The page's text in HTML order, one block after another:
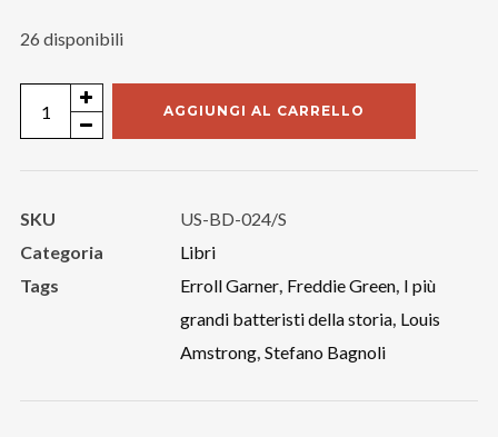
26 disponibili
"I
grandi
batteristi
della
AGGIUNGI AL CARRELLO
SKU
US-BD-024/S
Categoria
Libri
Tags
Erroll Garner, Freddie Green, I più
grandi batteristi della storia, Louis
Amstrong, Stefano Bagnoli